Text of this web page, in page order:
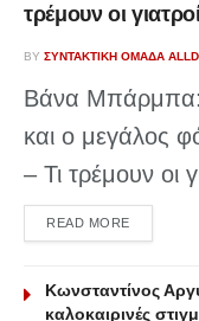
τρέμουν οι
BY ΣΥΝΤΑΚΤΙΚΉ ΟΜΆΔΑ
Βάνα Μπάρμπα:
και ο μεγάλος
– Τι τρέμουν οι
READ MOREDETAILS
Κωνσταντίνος
καλοκαιρινές